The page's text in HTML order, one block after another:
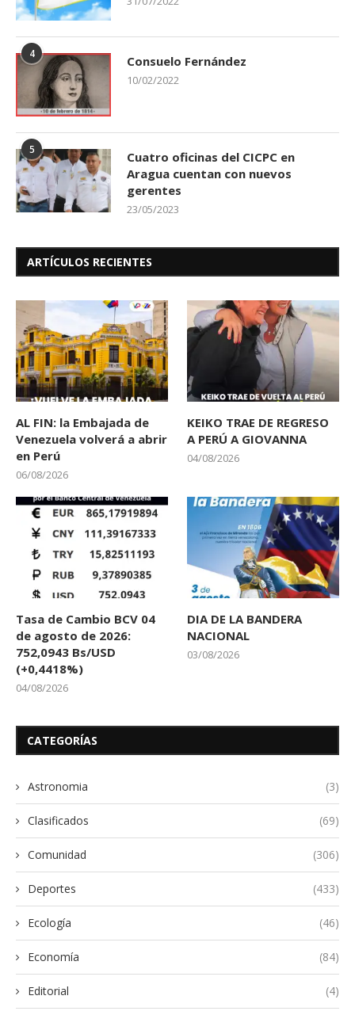
4 Consuelo Fernández
10/02/2022
5
Cuatro oficinas del CICPC en
Aragua cuentan con nuevos
gerentes
23/05/2023
ARTÍCULOS RECIENTES
AL FIN: la Embajada de
Venezuela volverá a abrir
en Perú
06/08/2026
KEIKO TRAE DE REGRESO
A PERÚ A GIOVANNA
04/08/2026
Tasa de Cambio BCV 04
de agosto de 2026:
752,0943 Bs/USD
(+0,4418%)
04/08/2026
DIA DE LA BANDERA
NACIONAL
03/08/2026
CATEGORÍAS
Astronomia (3)
Clasificados (69)
Comunidad (306)
Deportes (433)
Ecología (46)
Economía (84)
Editorial (4)